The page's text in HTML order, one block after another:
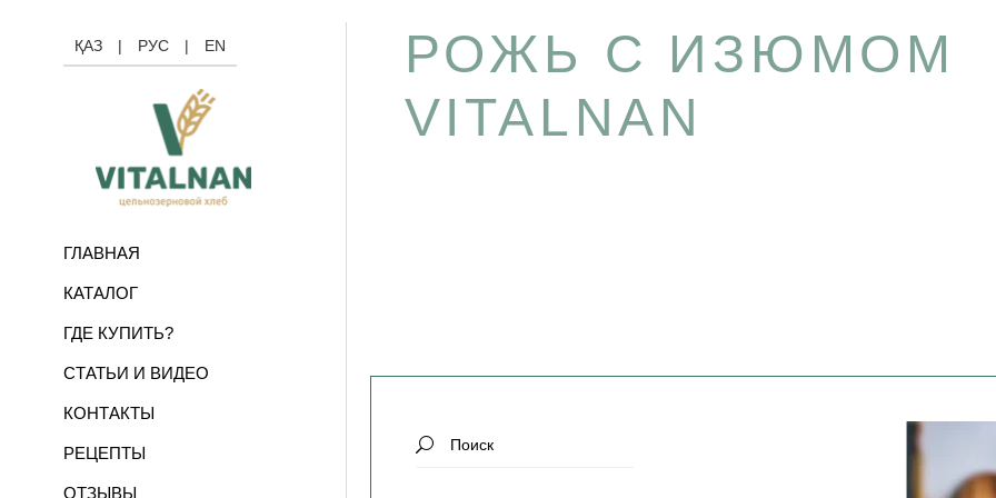
ҚАЗ | РУС | EN
ГЛАВНАЯ
КАТАЛОГ
ГДЕ КУПИТЬ?
СТАТЬИ И ВИДЕО
КОНТАКТЫ
РЕЦЕПТЫ
ОТЗЫВЫ
РОЖЬ С ИЗЮМОМ
VITALNAN
Search
for: